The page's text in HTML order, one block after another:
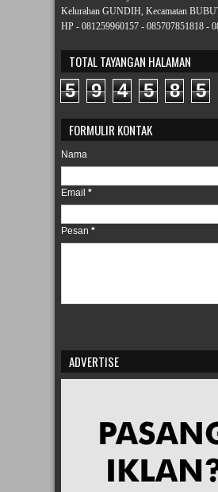
HP - 081259960157 - 085707851818 -
5 9 4 5 8 5
Nama